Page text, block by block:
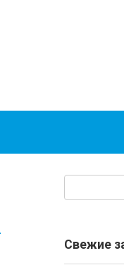
Свежие